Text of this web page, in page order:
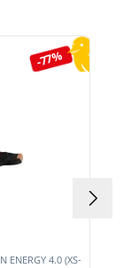
-77%
ENERGY 4.0 (XS-